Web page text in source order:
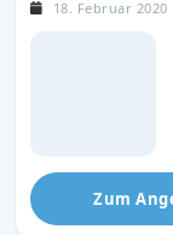
18. Februar 2020
Zum